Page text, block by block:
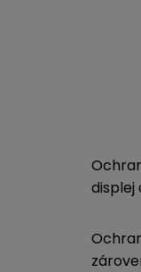
displej